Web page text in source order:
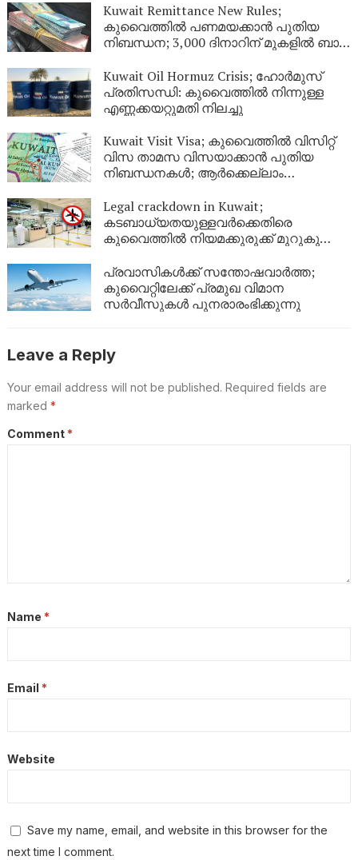
Kuwait Remittance New Rules;
കുവൈത്തിൽ പണമയക്കാൻ പുതിയ
നിബന്ധന; 3,000 ദിനാറിന് മുകളിൽ ബാങ്ക്
Kuwait Oil Hormuz Crisis; ഹോർമുസ്
പ്രതിസന്ധി: കുവൈത്തിൽ നിന്നുള്ള
എണ്ണക്കയറ്റുമതി നിലച്ചു
Kuwait Visit Visa; കുവൈത്തിൽ വിസിറ്റ്
വിസ താമസ വിസയാക്കാൻ പുതിയ
നിബന്ധനകൾ; ആർക്കെല്ലാം
Legal crackdown in Kuwait;
കടബാധ്യതയുള്ളവർക്കെതിരെ
കുവൈത്തിൽ നിയമക്കുരുക്ക് മുറുകുന്നു;
യാത്രാവിലക്ക്
പ്രവാസികൾക്ക് സന്തോഷവാർത്ത;
കുവൈറ്റിലേക്ക് പ്രമുഖ വിമാന
സർവീസുകൾ പുനരാരംഭിക്കുന്നു
Leave a Reply
Your email address will not be published. Required fields are
marked *
Comment *
Name *
Email *
Website
Save my name, email, and website in this browser for the
next time I comment.